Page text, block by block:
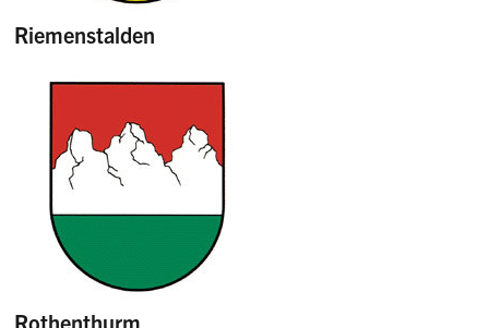
Riemenstalden
Rothenthurm